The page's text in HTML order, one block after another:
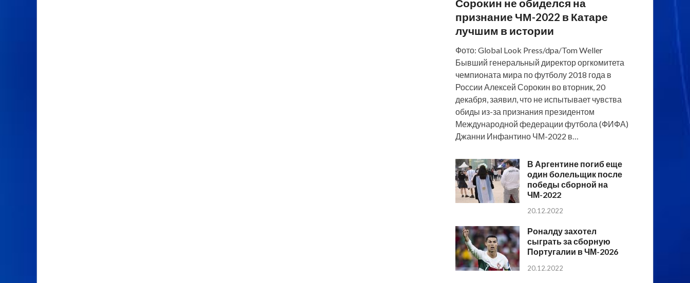
Сорокин не обиделся на
признание ЧМ-2022 в Катаре
лучшим в истории
Фото: Global Look Press/dpa/Tom Weller
Бывший генеральный директор оргкомитета
чемпионата мира по футболу 2018 года в
России Алексей Сорокин во вторник, 20
декабря, заявил, что не испытывает чувства
обиды из-за признания президентом
Международной федерации футбола (ФИФА)
Джанни Инфантино ЧМ-2022 в…
В Аргентине погиб еще
один болельщик после
победы сборной на
ЧМ-2022
20.12.2022
Роналду захотел
сыграть за сборную
Португалии в ЧМ-2026
20.12.2022